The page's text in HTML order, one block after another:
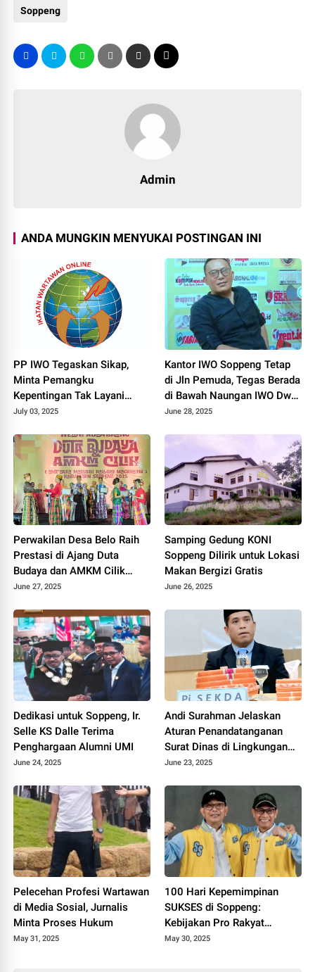
Soppeng
Admin
ANDA MUNGKIN MENYUKAI POSTINGAN INI
PP IWO Tegaskan Sikap,
Minta Pemangku
Kepentingan Tak Layani
Oknum Mengatasnamakan
July 03, 2025
Kantor IWO Soppeng Tetap
di Jln Pemuda, Tegas Berada
di Bawah Naungan IWO Dwi
Cristianto
June 28, 2025
Perwakilan Desa Belo Raih
Prestasi di Ajang Duta
Budaya dan AMKM Cilik
Kabupaten Soppeng 2025
June 27, 2025
Samping Gedung KONI
Soppeng Dilirik untuk Lokasi
Makan Bergizi Gratis
June 26, 2025
Dedikasi untuk Soppeng, Ir.
Selle KS Dalle Terima
Penghargaan Alumni UMI
June 24, 2025
Andi Surahman Jelaskan
Aturan Penandatanganan
Surat Dinas di Lingkungan
Pemkab Soppeng
June 23, 2025
Pelecehan Profesi Wartawan
di Media Sosial, Jurnalis
Minta Proses Hukum
May 31, 2025
100 Hari Kepemimpinan
SUKSES di Soppeng:
Kebijakan Pro Rakyat
Digenjot
May 30, 2025